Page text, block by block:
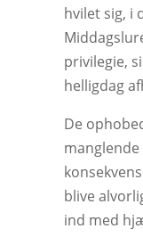
hvilet sig, i
privilegie,
helligdag
De
blive
ind med